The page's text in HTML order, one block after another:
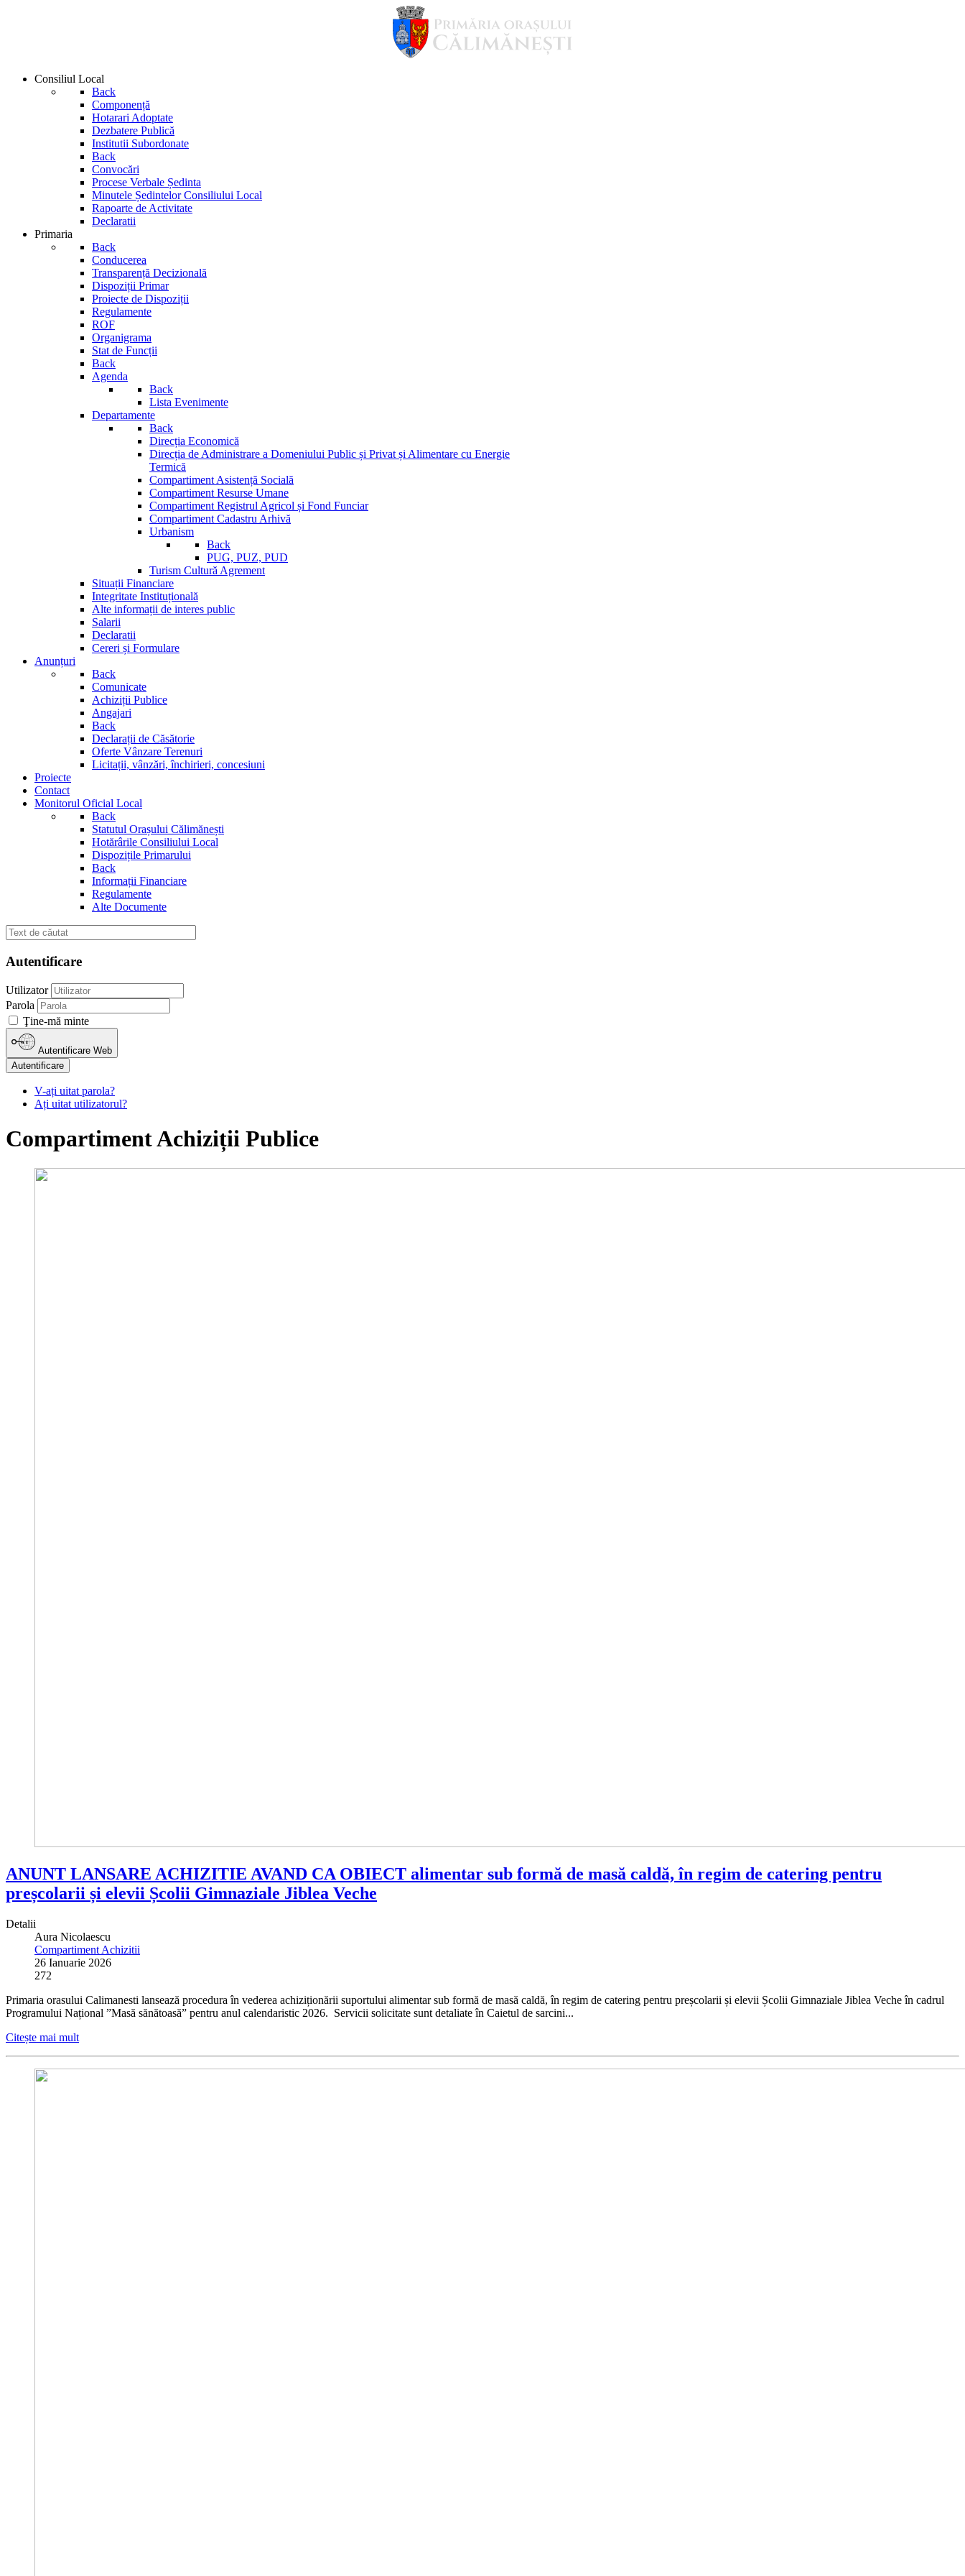
Consiliul Local
Back
Componență
Hotarari Adoptate
Dezbatere Publică
Institutii Subordonate
Back
Convocări
Procese Verbale Ședinta
Minutele Ședintelor Consiliului Local
Rapoarte de Activitate
Declaratii
Primaria
Back
Conducerea
Transparență Decizională
Dispoziții Primar
Proiecte de Dispoziții
Regulamente
ROF
Organigrama
Stat de Funcții
Back
Agenda
Back
Lista Evenimente
Departamente
Back
Direcția Economică
Direcția de Administrare a Domeniului Public și Privat și Alimentare cu Energie
Termică
Compartiment Asistență Socială
Compartiment Resurse Umane
Compartiment Registrul Agricol și Fond Funciar
Compartiment Cadastru Arhivă
Urbanism
Back
PUG, PUZ, PUD
Turism Cultură Agrement
Situații Financiare
Integritate Instituțională
Alte informații de interes public
Salarii
Declaratii
Cereri și Formulare
Anunțuri
Back
Comunicate
Achiziții Publice
Angajari
Back
Declarații de Căsătorie
Oferte Vânzare Terenuri
Licitații, vânzări, închirieri, concesiuni
Proiecte
Contact
Monitorul Oficial Local
Back
Statutul Orașului Călimănești
Hotărârile Consiliului Local
Dispozițile Primarului
Back
Informații Financiare
Regulamente
Alte Documente
Autentificare
Utilizator
Parola
Ţine-mă minte
Autentificare Web
Autentificare
V-ați uitat parola?
Ați uitat utilizatorul?
Compartiment Achiziții Publice
ANUNT LANSARE ACHIZITIE AVAND CA OBIECT alimentar sub formă de masă caldă, în regim de catering pentru
preșcolarii și elevii Școlii Gimnaziale Jiblea Veche
Detalii
Aura Nicolaescu
Compartiment Achizitii
26 Ianuarie 2026
272
Primaria orasului Calimanesti lansează procedura în vederea achiziționării suportului alimentar sub formă de masă caldă, în regim de catering pentru preșcolarii și elevii Școlii Gimnaziale Jiblea Veche în cadrul
Programului Național ”Masă sănătoasă” pentru anul calendaristic 2026. Servicii solicitate sunt detaliate în Caietul de sarcini...
Citește mai mult